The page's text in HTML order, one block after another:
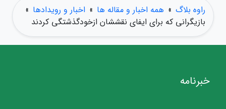
راوه بلاگ » همه اخبار و مقاله ها » اخبار و رویدادها »
بازیگرانی که برای ایفای نقششان ازخودگذشتگی کردند
خبرنامه